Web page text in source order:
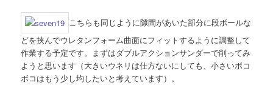
こちらも同じように隙間があいた部分に段ボールな
どを挟んでウレタンフォーム曲面にフィットするように調整して
作業する予定です。まずはダブルアクションサンダーで削ってみ
ようと思います（大きいウネリは仕方ないにしても、小さいボコ
ボコはもう少し均したいと考えています）。